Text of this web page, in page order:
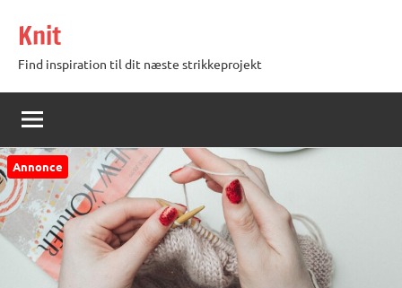
indhold
Knit
Find inspiration til dit næste strikkeprojekt
Annonce